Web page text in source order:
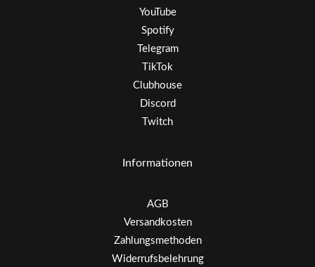
YouTube
Spotify
Telegram
TikTok
Clubhouse
Discord
Twitch
Informationen
AGB
Versandkosten
Zahlungsmethoden
Widerrufsbelehrung